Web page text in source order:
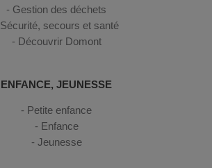
Gestion des déchets
Sécurité, secours et santé
Découvrir Domont
ENFANCE, JEUNESSE
Petite enfance
Enfance
Jeunesse